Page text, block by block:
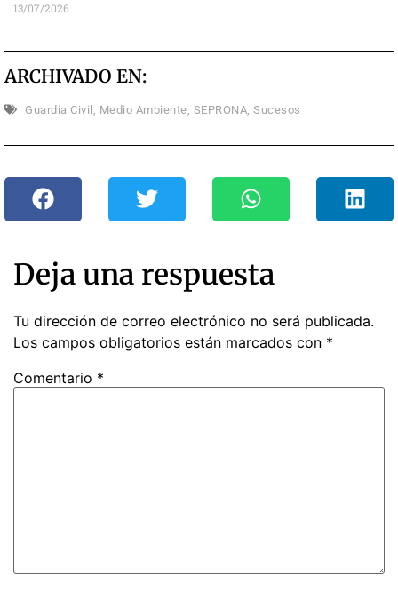
13/07/2026
ARCHIVADO EN:
Guardia Civil Medio Ambiente SEPRONA Sucesos
Deja una respuesta
Tu dirección de correo electrónico no será publicada.
Los campos obligatorios están marcados con *
Comentario *